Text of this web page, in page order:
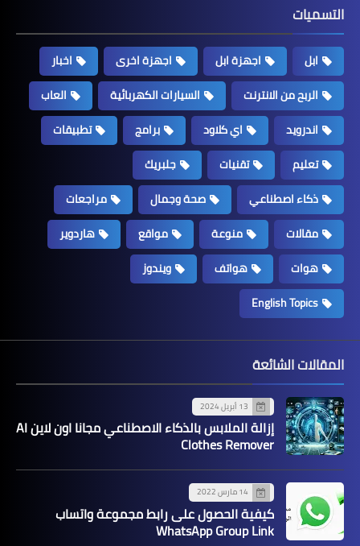
التسميات
ابل اجهزة ابل اجهزة اخرى
اخبار
الربح من الانترنت
السيارات الكهربائية
العاب
اندرويد
اي كلاود برامج
تطبيقات
تعليم
تقنيات
جلبريك
ذكاء اصطناعي
صحة وجمال
مراجعات
مقالات
منوعة مواقع
هاردوير
هوات
هواتف
ويندوز
English Topics
المقالات الشائعة
13 أبريل 2024
إزالة الملابس بالذكاء الاصطناعي مجانا اون لاين AI
Clothes Remover
14 مارس 2022
كيفية الحصول على رابط مجموعة واتساب
WhatsApp Group Link